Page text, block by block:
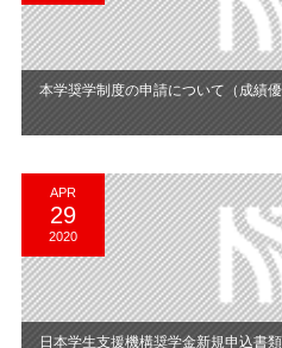
本学奨学制度の申請について（成績
APR
29
2020
日本学生支援機構奨学金新規申込書